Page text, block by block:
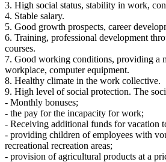
3. High social status, stability in work,
4. Stable salary.
5. Good growth prospects, career
6. Training, professional development
courses.
7. Good working conditions, providing a
workplace, computer equipment.
8. Healthy climate in the work collective.
9. High level of social protection. The
- Monthly bonuses;
- the pay for the incapacity for work;
- Receiving additional funds for vacation
- providing children of employees with
recreational recreation areas;
- provision of agricultural products at a